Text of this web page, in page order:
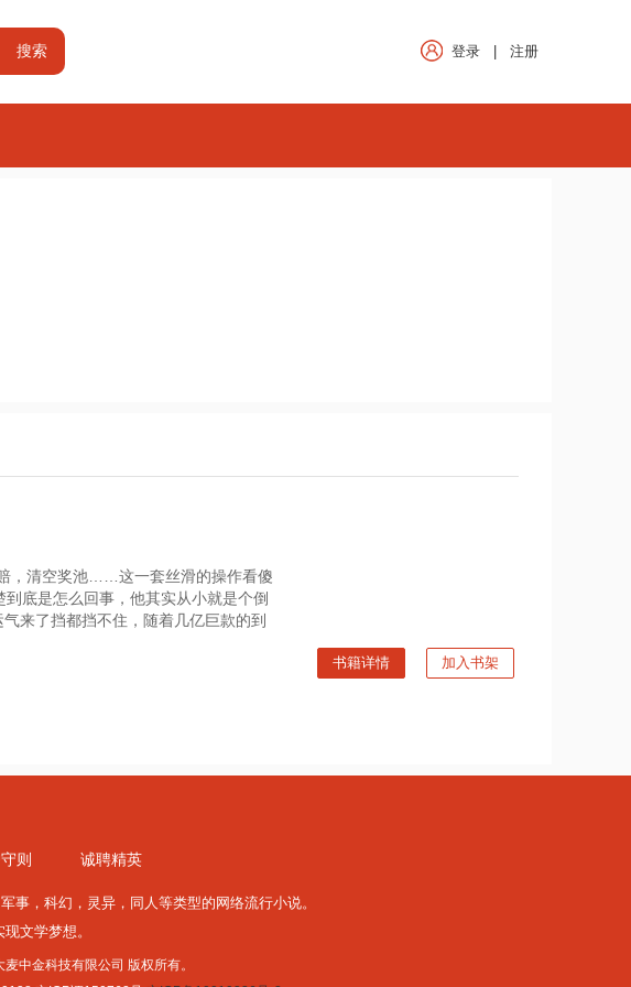
登录 注册
，清空奖池……这一套丝滑的操作看傻
底是怎么回事，他其实从小就是个倒
来了挡都挡不住，随着几亿巨款的到
书籍详情 加入书架
则 诚聘精英
军事， 科幻 ， 灵异， 同人等类型的网络流行小说。
文学梦想。
中金科技有限公司 版权所有。